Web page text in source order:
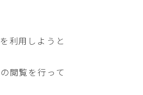
利用しようと
閲覧を行って